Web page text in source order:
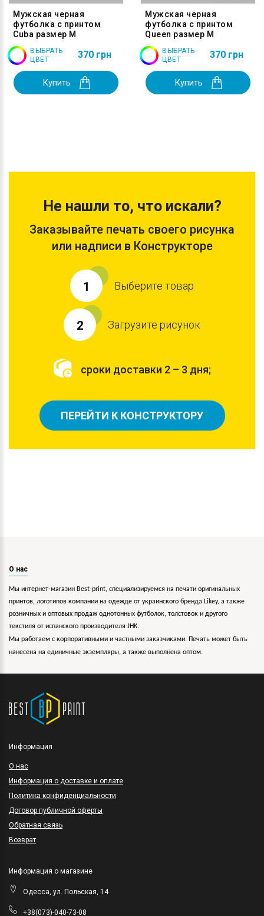
Мужская черная
футболка с принтом
Cuba размер M
ВЫБРАТЬ
ЦВЕТ
370 грн
Купить
Мужская черная
футболка с принтом
Queen размер M
ВЫБРАТЬ
ЦВЕТ
370 грн
Купить
Не нашли то, что искали?
Заказывайте печать своего рисунка
или надписи в Конструкторе
1 Выберите товар
2 Загрузите рисунок
сроки доставки 2 – 3 дня;
ПЕРЕЙТИ К КОНСТРУКТОРУ
О нас
Мы интернет-магазин Best-print, специализируемся на печати оригинальных
принтов, логотипов компании на одежде от украинского бренда Likey, а также
розничных и оптовых продаж однотонных футболок, толстовок и другого
текстиля от испанского производителя JHK.
Мы работаем с корпоративными и частными заказчиками. Печать может быть
нанесена на единичные экземпляры, а также выполнена оптом.
Информация
O нас
Информация о доставке и оплате
Политика конфиденциальности
Договор публичной оферты
Обратная связь
Возврат
Информация о магазине
Одесса, ул. Польская, 14
+38(073)-040-73-08